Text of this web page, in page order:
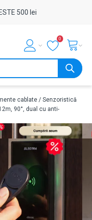
500 lei
0
cablate / Senzoristică
90°, dual cu anti-